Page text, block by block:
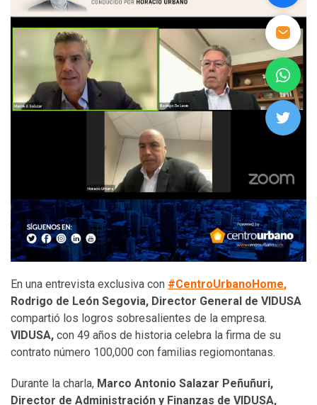
En una entrevista exclusiva con #CentroUrbanoHome,
Rodrigo de León Segovia, Director General de VIDUSA
compartió los logros sobresalientes de la empresa.
VIDUSA, con 49 años de historia celebra la firma de su
contrato número 100,000 con familias regiomontanas.
Durante la charla, Marco Antonio Salazar Peñuñuri,
Director de Administración y Finanzas de VIDUSA,